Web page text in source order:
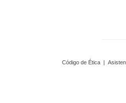
Código de Ética |